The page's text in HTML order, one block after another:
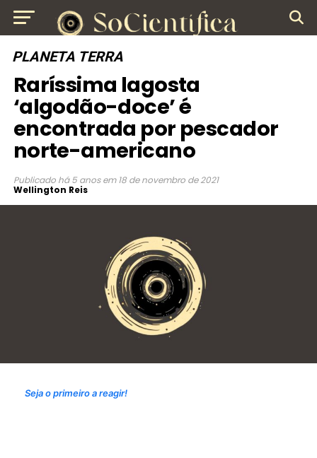
PLANETA TERRA
Raríssima lagosta
‘algodão-doce’ é
encontrada por pescador
norte-americano
Publicado há 5 anos em 18 de novembro de 2021
Wellington Reis
Seja o primeiro a reagir!